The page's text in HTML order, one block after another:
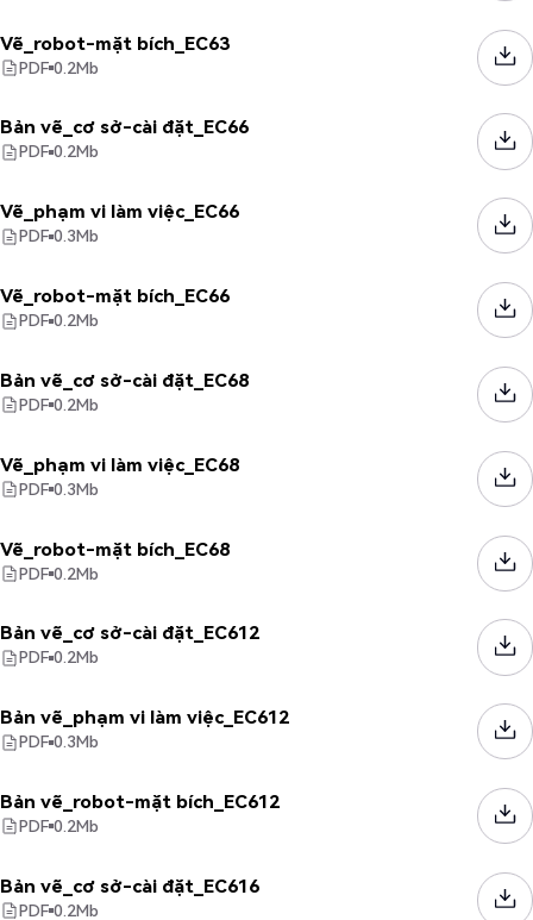
Vẽ_robot-mặt bích_EC63
PDF 0.2Mb
Bản vẽ_cơ sở-cài đặt_EC66
PDF 0.2Mb
Vẽ_phạm vi làm việc_EC66
PDF 0.3Mb
Vẽ_robot-mặt bích_EC66
PDF 0.2Mb
Bản vẽ_cơ sở-cài đặt_EC68
PDF 0.2Mb
Vẽ_phạm vi làm việc_EC68
PDF 0.3Mb
Vẽ_robot-mặt bích_EC68
PDF 0.2Mb
Bản vẽ_cơ sở-cài đặt_EC612
PDF 0.2Mb
Bản vẽ_phạm vi làm việc_EC612
PDF 0.3Mb
Bản vẽ_robot-mặt bích_EC612
PDF 0.2Mb
Bản vẽ_cơ sở-cài đặt_EC616
PDF 0.2Mb